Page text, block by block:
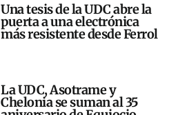
Una tesis de la UDC abre la
puerta a una electrónica
más resistente desde Ferrol
La UDC, Asotrame y
Chelonia se suman al 35